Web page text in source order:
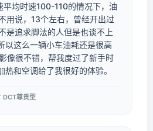
平均时速100-110的情况下，油
用说，13个左右，曾经开出过
是追求脚法的人但是也谈不上
以这么一辆小车油耗还是很高
像很不错，帮我度过了新手时
和空调给了我很好的体验。
DCT尊贵型